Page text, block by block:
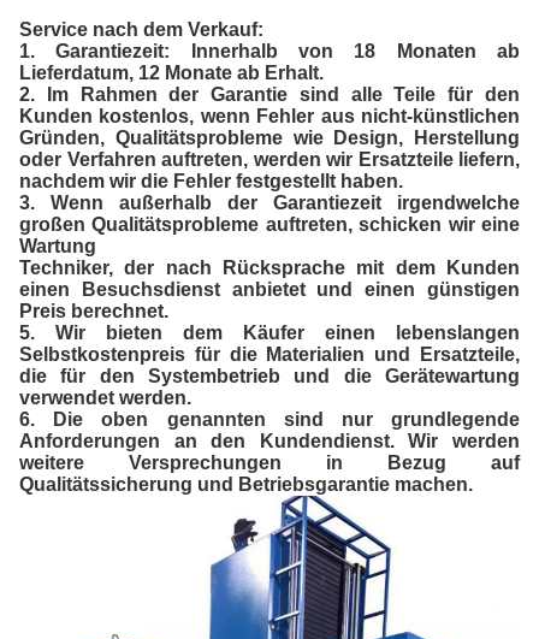
Service nach dem Verkauf:
1. Garantiezeit: Innerhalb von 18 Monaten ab
Lieferdatum, 12 Monate ab Erhalt.
2. Im Rahmen der Garantie sind alle Teile für den
Kunden kostenlos, wenn Fehler aus nicht-künstlichen
Gründen, Qualitätsprobleme wie Design, Herstellung
oder Verfahren auftreten, werden wir Ersatzteile liefern,
nachdem wir die Fehler festgestellt haben.
3. Wenn außerhalb der Garantiezeit irgendwelche
großen Qualitätsprobleme auftreten, schicken wir eine
Wartung
Techniker, der nach Rücksprache mit dem Kunden
einen Besuchsdienst anbietet und einen günstigen
Preis berechnet.
5. Wir bieten dem Käufer einen lebenslangen
Selbstkostenpreis für die Materialien und Ersatzteile,
die für den Systembetrieb und die Gerätewartung
verwendet werden.
6. Die oben genannten sind nur grundlegende
Anforderungen an den Kundendienst. Wir werden
weitere Versprechungen in Bezug auf
Qualitätssicherung und Betriebsgarantie machen.